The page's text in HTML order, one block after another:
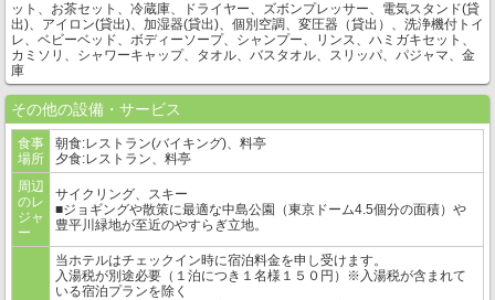
ット、お茶セット、冷蔵庫、ドライヤー、ズボンプレッサー、電気スタンド(貸
出)、アイロン(貸出)、加湿器(貸出)、個別空調、変圧器（貸出）、洗浄機付トイ
レ、ベビーベッド、ボディーソープ、シャンプー、リンス、ハミガキセット、
カミソリ、シャワーキャップ、タオル、バスタオル、スリッパ、パジャマ、金
庫
その他の設備・サービス
食事
場所
朝食:レストラン(バイキング)、料亭
夕食:レストラン、料亭
周辺
のレ
ジャ
ー
サイクリング、スキー
■ジョギングや散策に最適な中島公園（東京ドーム4.5個分の面積）や
豊平川緑地が至近のやすらぎ立地。
当ホテルはチェックイン時に宿泊料金を申し受けます。
入湯税が別途必要（１泊につき１名様１５０円）※入湯税が含まれて
いる宿泊プランを除く